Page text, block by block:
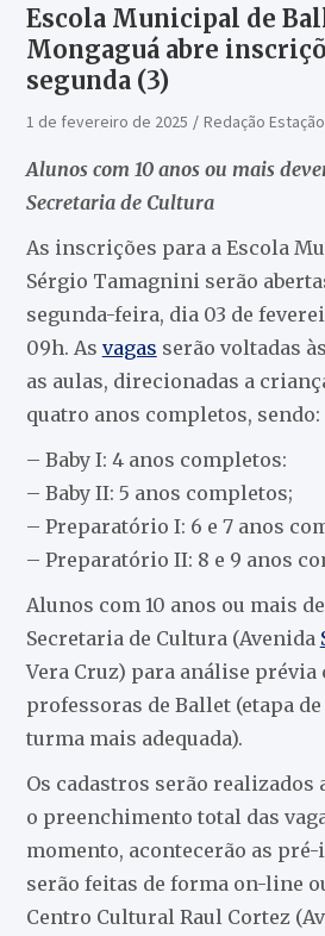
Escola Municipal de
Mongaguá abre
segunda (3)
1 de fevereiro de 2025 Redação
Alunos com 10 anos ou mais
Secretaria de Cultura
As inscrições para a Escola
Sérgio Tamagnini serão
segunda-feira, dia 03 de
09h. As vagas serão voltadas
as aulas, direcionadas a
quatro anos completos, sendo:
– Baby I: 4 anos completos:
– Baby II: 5 anos completos;
– Preparatório I: 6 e 7 anos
– Preparatório II: 8 e 9 anos
Alunos com 10 anos ou mais
Secretaria de Cultura (Avenida
Vera Cruz) para análise prévia
professoras de Ballet (etapa
turma mais adequada).
Os cadastros serão realizados
o preenchimento total das
momento, acontecerão as
serão feitas de forma on-line
Centro Cultural Raul Cortez